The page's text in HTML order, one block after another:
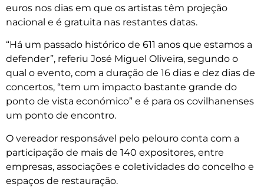
euros nos dias em que os artistas têm projeção
nacional e é gratuita nas restantes datas.
“Há um passado histórico de 611 anos que estamos a
defender”, referiu José Miguel Oliveira, segundo o
qual o evento, com a duração de 16 dias e dez dias de
concertos, “tem um impacto bastante grande do
ponto de vista económico” e é para os covilhanenses
um ponto de encontro.
O vereador responsável pelo pelouro conta com a
participação de mais de 140 expositores, entre
empresas, associações e coletividades do concelho e
espaços de restauração.